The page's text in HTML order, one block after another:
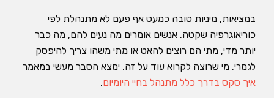
במציאות, מיניות טובה כמעט אף פעם לא מתנהלת לפי
כוריאוגרפיה שקטה. אנשים אומרים מה נעים להם, מה כבר
יותר מדי, מתי הם רוצים להאט או מתי משהו צריך להיפסק
לגמרי. מי שרוצה לקרוא עוד על זה, ימצא הסבר מעשי במאמר
איך סקס בדרך כלל מתנהל בחיי היומיום.